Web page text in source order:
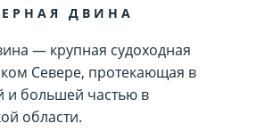
ДВИНА
— крупная судоходная
Севере, протекающая в
и большей частью в
области.